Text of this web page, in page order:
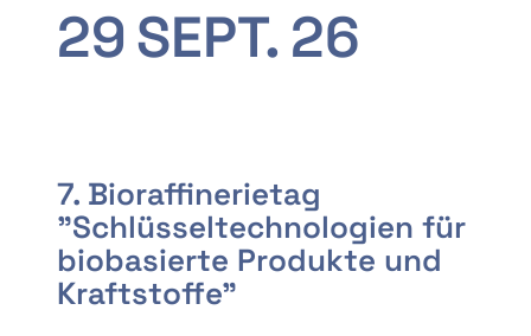
29SEPT. 26
7. Bioraffinerietag
"Schlüsseltechnologien für
biobasierte Produkte und
Kraftstoffe"